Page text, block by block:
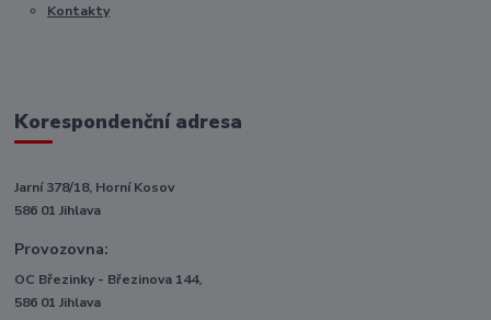
Kontakty
Korespondenční adresa
Jarní 378/18, Horní Kosov
586 01 Jihlava
Provozovna:
OC Březinky - Březinova 144,
586 01 Jihlava